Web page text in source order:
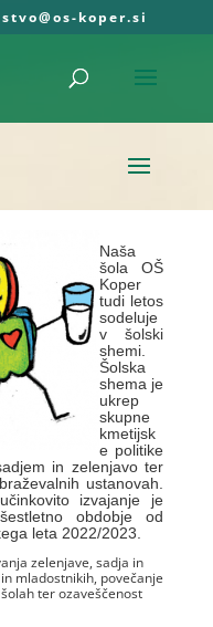
koper.si
Naša
šola OŠ
Koper
tudi letos
sodeluje
v šolski
shemi.
Šolska
shema je
ukrep
skupne
kmetijsk
e politike
in zelenjavo ter
ustanovah.
izvajanje je
obdobje od
leta 2022/2023.
zelenjave, sadja in
mladostnikih, povečanje
ter ozaveščenost